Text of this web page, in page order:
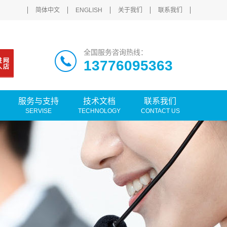
简体中文 ENGLISH 关于我们 联系我们
全国服务咨询热线：
13776095363
服务与支持
SERVISE
技术文档
TECHNOLOGY
联系我们
CONTACT US